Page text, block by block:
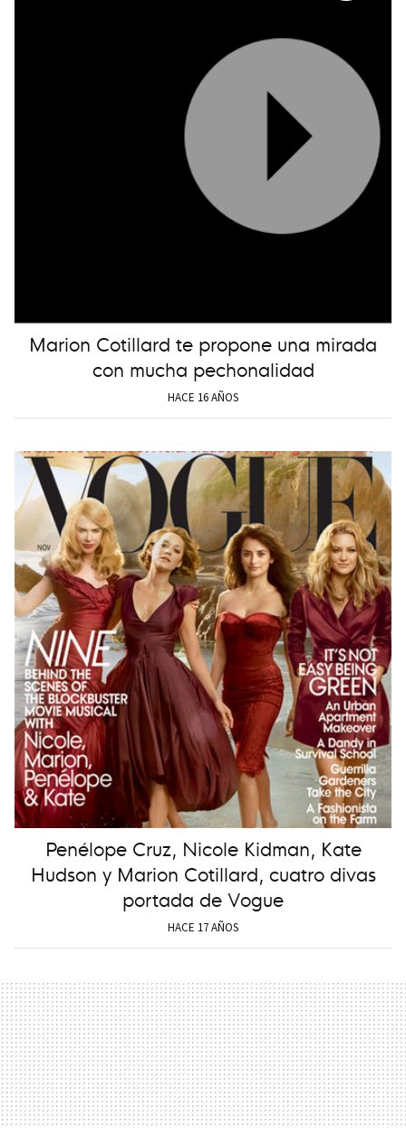
Marion Cotillard te propone una mirada
con mucha pechonalidad
HACE 16 AÑOS
Penélope Cruz, Nicole Kidman, Kate
Hudson y Marion Cotillard, cuatro divas
portada de Vogue
HACE 17 AÑOS